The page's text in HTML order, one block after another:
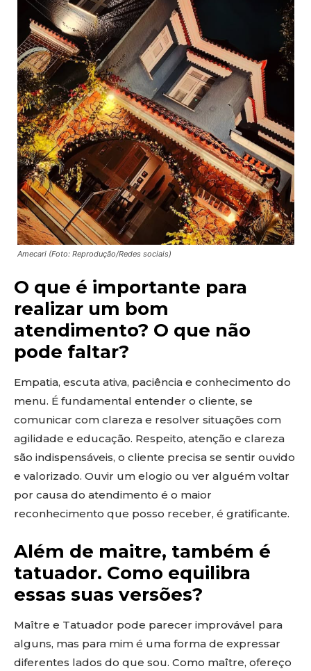
Amecari (Foto: Reprodução/Redes sociais)
O que é importante para
realizar um bom
atendimento? O que não
pode faltar?
Empatia, escuta ativa, paciência e conhecimento do
menu. É fundamental entender o cliente, se
comunicar com clareza e resolver situações com
agilidade e educação. Respeito, atenção e clareza
são indispensáveis, o cliente precisa se sentir ouvido
e valorizado. Ouvir um elogio ou ver alguém voltar
por causa do atendimento é o maior
reconhecimento que posso receber, é gratificante.
Além de maitre, também é
tatuador. Como equilibra
essas suas versões?
Maître e Tatuador pode parecer improvável para
alguns, mas para mim é uma forma de expressar
diferentes lados do que sou. Como maître, ofereço